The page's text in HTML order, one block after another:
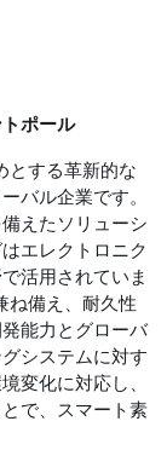
ポール
とする革新的な
バル企業です。
えたソリューシ
エレクトロニク
活用されていま
ね備え、耐久性
能力とグローバ
システムに対す
変化に対応し、
で、スマート素